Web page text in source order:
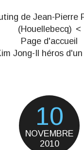
de Jean-Pierre
(Houellebecq)
Page d'accueil
Jong-Il héros
10
NOVEMBRE
2010